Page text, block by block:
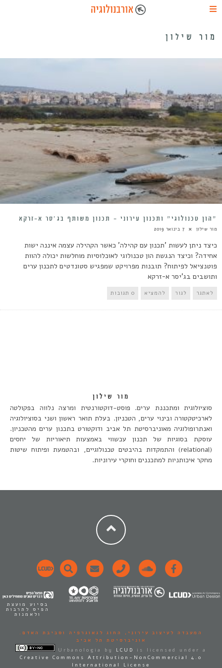
מור שילון
״הון טכנולוגי״ ותכנון עירוני – תכנון משותף בג׳סר א-זרקא
מור שילון 7 בינואר 2019
כיצד ניתן לעשות 'תכנון עם קהילה' כאשר הקהילה עצמה איננה ישות
אחידה? וכיצד הנגשת הון טכנולוגי לאוכלוסיות מוחלשות יכולה להוות
פוטנציאל לפיתוח? תובנות מפרויקט שמפגיש סטונדטים לתכנון ערים
ותושבים בג'יסר א-זרקא
לאתגר לגור להמציא 0 תגובות
מור שילון
סוציולוגית ומתכננת ערים. פוסט-דוקטורנטית ומרצה נלווה בפקולטה
לארכיטקטורה ובינוי ערים, הטכניון. בעלת תואר ראשון ושני בסוציולוגיה
ואנתרופולוגיה מאוניברסיטת תל אביב ודוקטורט בתכנון ערים מהטכניון.
עוסקת בסוגיות של תכנון עכשווי באמצעות תיאוריות של יחסים
(relational) והתמקדות בהיבטים טכנולוגיים, ובהטמעת ופיתוח שיטות
מחקר איכותניות למתכננים וחוקרי עירוניות.
בסיוע מועצת
הפיס לתרבות
ולאמנות
המעבדה לעיצוב עירוני,
החוג לגאוגרפיה וסביבת האדם.
אוניברסיטת תל אביב
Urbanologia by LCUD
is licensed under a
Creative Commons Attribution-NonCommercial 4.0
International License